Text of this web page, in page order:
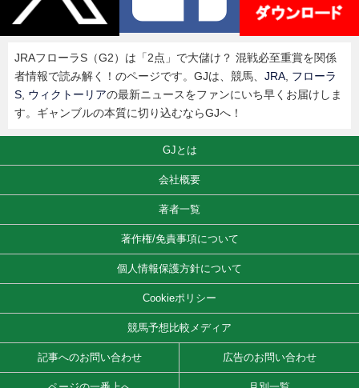
JRAフローラS（G2）は「2点」で大儲け？ 混戦必至重賞を関係
者情報で読み解く！のページです。GJは、競馬、 JRA フローラ
S ウィクトーリアの最新ニュースをファンにいち早くお届けしま
す。ギャンブルの本質に切り込むならGJへ！
GJとは
会社概要
著者一覧
著作権/免責事項について
個人情報保護方針について
Cookieポリシー
競馬予想比較メディア
記事へのお問い合わせ 広告のお問い合わせ